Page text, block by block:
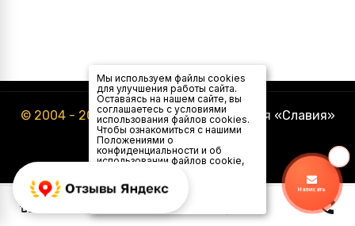
© 2004 - 2026 Туристическая компания «Славия»
Мы используем файлы cookies
для улучшения работы сайта.
Оставаясь на нашем сайте, вы
соглашаетесь с условиями
использования файлов cookies.
Чтобы ознакомиться с нашими
Положениями о
конфиденциальности и об
использовании файлов cookie,
Я
согласен
Написать